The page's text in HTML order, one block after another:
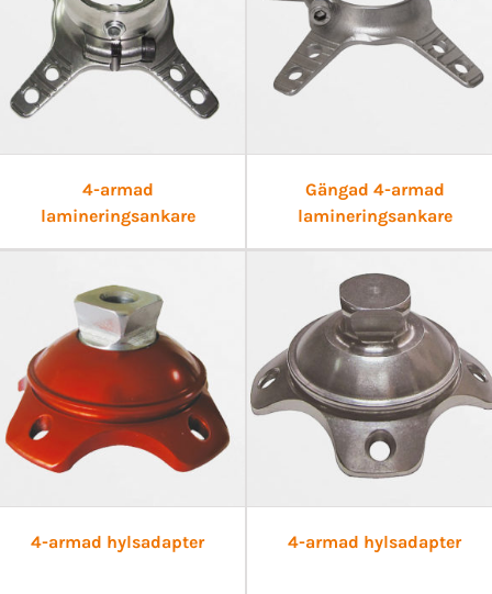
4-armad
lamineringsankare
Gängad 4-armad
lamineringsankare
4-armad hylsadapter 4-armad hylsadapter